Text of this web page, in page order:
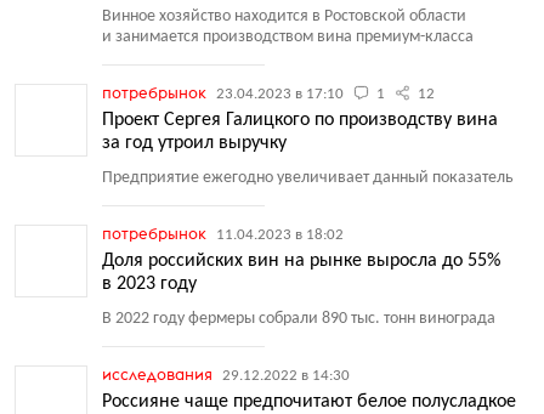
Винное хозяйство находится в Ростовской области
и занимается производством вина премиум-класса
потребрынок 23.04.2023 в 17:10 1 12
Проект Сергея Галицкого по производству вина
за год утроил выручку
Предприятие ежегодно увеличивает данный показатель
потребрынок 11.04.2023 в 18:02
Доля российских вин на рынке выросла до 55%
в 2023 году
В 2022 году фермеры собрали 890 тыс. тонн винограда
исследования 29.12.2022 в 14:30
Россияне чаще предпочитают белое полусладкое